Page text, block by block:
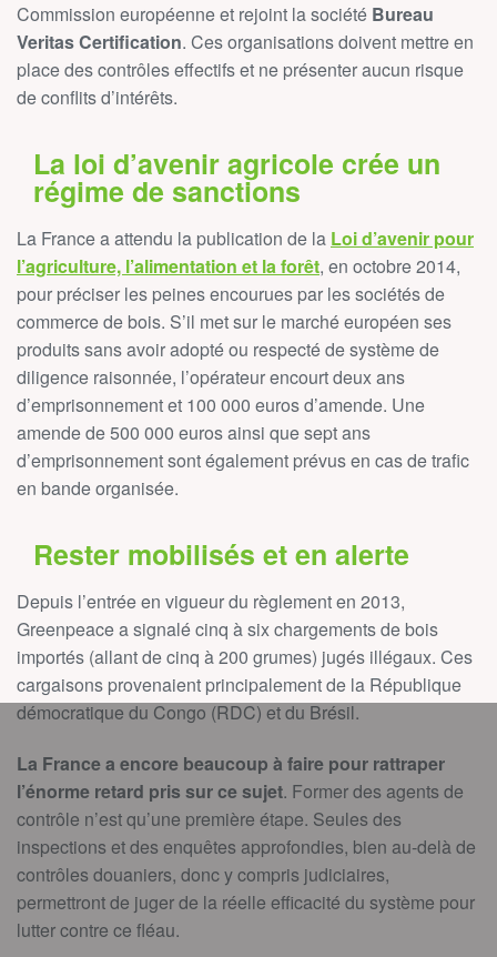
Commission européenne et rejoint la société Bureau
Veritas Certification. Ces organisations doivent mettre en
place des contrôles effectifs et ne présenter aucun risque
de conflits d’intérêts.
La loi d’avenir agricole crée un
régime de sanctions
La France a attendu la publication de la Loi d’avenir pour
l’agriculture, l’alimentation et la forêt, en octobre 2014,
pour préciser les peines encourues par les sociétés de
commerce de bois. S’il met sur le marché européen ses
produits sans avoir adopté ou respecté de système de
diligence raisonnée, l’opérateur encourt deux ans
d’emprisonnement et 100 000 euros d’amende. Une
amende de 500 000 euros ainsi que sept ans
d’emprisonnement sont également prévus en cas de trafic
en bande organisée.
Rester mobilisés et en alerte
Depuis l’entrée en vigueur du règlement en 2013,
Greenpeace a signalé cinq à six chargements de bois
importés (allant de cinq à 200 grumes) jugés illégaux. Ces
cargaisons provenaient principalement de la République
démocratique du Congo (RDC) et du Brésil.
La France a encore beaucoup à faire pour rattraper
l’énorme retard pris sur ce sujet. Former des agents de
contrôle n’est qu’une première étape. Seules des
inspections et des enquêtes approfondies, bien au-delà de
contrôles douaniers, donc y compris judiciaires,
permettront de juger de la réelle efficacité du système pour
lutter contre ce fléau.